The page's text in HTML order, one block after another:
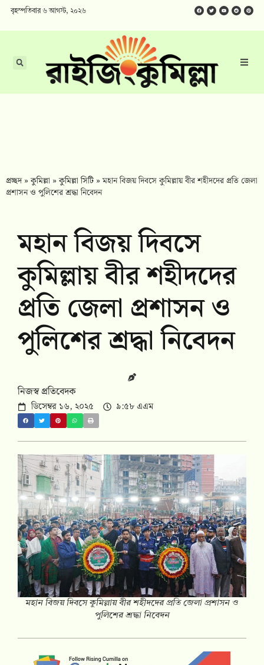
বৃহস্পতিবার ৬ আগস্ট, ২০২৬
প্রচ্ছদ»কুমিল্লা »কুমিল্লা সিটি »মহান বিজয় দিবসে কুমিল্লায় বীর শহীদদের প্রতি জেলা
প্রশাসন ও পুলিশের শ্রদ্ধা নিবেদন
মহান বিজয় দিবসে
কুমিল্লায় বীর শহীদদের
প্রতি জেলা প্রশাসন ও
পুলিশের শ্রদ্ধা নিবেদন
নিজস্ব প্রতিবেদক
ডিসেম্বর ১৬, ২০২৫ ৯:৫৮ এএম
মহান বিজয় দিবসে কুমিল্লায় বীর শহীদদের প্রতি জেলা প্রশাসন ও
পুলিশের শ্রদ্ধা নিবেদন